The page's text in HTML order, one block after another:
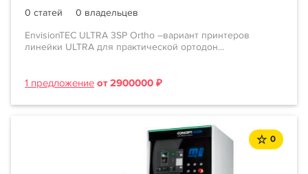
0 статей
0 владельцев
EnvisionTEC ULTRA 3SP Ortho –вариант принтеров
линейки ULTRA для практической ортодон...
1 предложение от 2900000 ₽
0